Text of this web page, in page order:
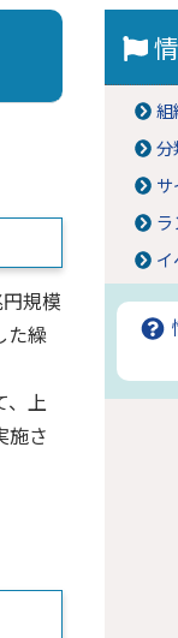
規模
た繰
、上
施さ
組
分
サ
ラ
イ